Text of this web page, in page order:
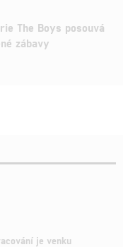
The Boys posouvá
zábavy
je venku